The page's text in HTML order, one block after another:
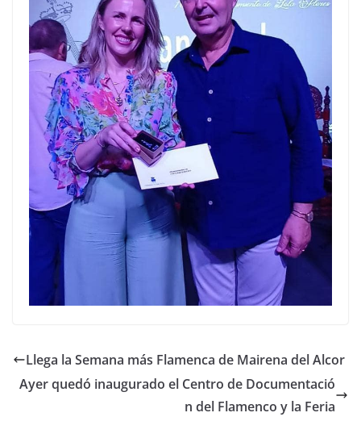
Llega la Semana más Flamenca de Mairena del Alcor
Ayer quedó inaugurado el Centro de Documentació
n del Flamenco y la Feria